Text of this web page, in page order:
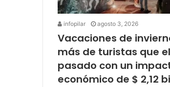
infopilar agosto 3, 2026
Vacaciones de
más de turistas que
pasado con un
económico de $ 2,12